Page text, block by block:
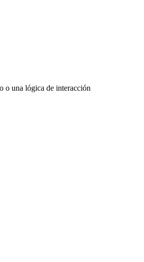
o una lógica de interacción